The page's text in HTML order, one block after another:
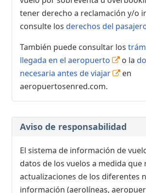
tener derecho a reclamación y/o
consulte los derechos del
También puede consultar los
llegada en el aeropuerto
o la
necesaria antes de viajar
en
aeropuertosenred.com.
Aviso de responsabilidad
El sistema de información de
datos de los vuelos a medida que
actualizaciones de los diferentes
información (aerolíneas,